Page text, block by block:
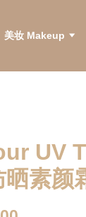
美妆 Makeup
UV
晒素颜